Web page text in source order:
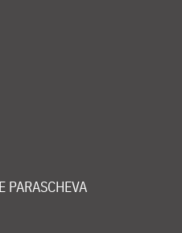
PARASCHEVA